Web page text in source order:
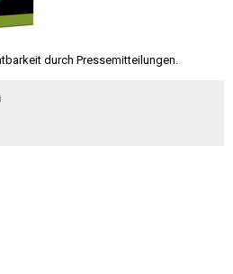
durch Pressemitteilungen.